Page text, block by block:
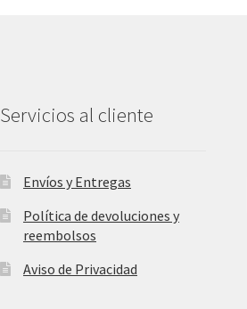
Servicios al cliente
Envíos y Entregas
Política de devoluciones y
reembolsos
Aviso de Privacidad